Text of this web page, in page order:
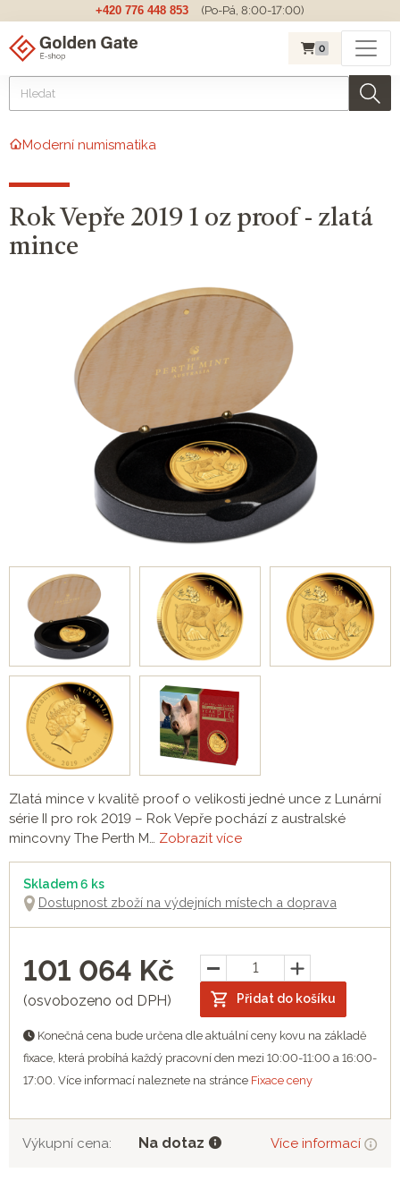
+420 776 448 853 (Po-Pá, 8:00-17:00)
0
Moderní numismatika
Rok Vepře 2019 1 oz proof - zlatá
mince
Zlatá mince v kvalitě proof o velikosti jedné unce z Lunární
série II pro rok 2019 – Rok Vepře pochází z australské
mincovny The Perth M… Zobrazit více
Skladem 6 ks
Dostupnost zboží na výdejních místech a doprava
101 064 Kč
(osvobozeno od DPH) Přidat do košíku
Konečná cena bude určena dle aktuální ceny kovu na základě
fixace, která probíhá každý pracovní den mezi 10:00-11:00 a 16:00-
17:00. Více informací naleznete na stránce Fixace ceny
Výkupní cena: Na dotaz Více informací